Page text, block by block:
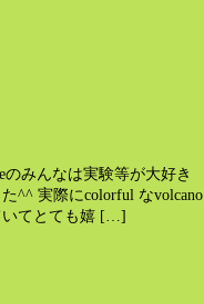
のみんなは実験等が大好き
^^ 実際にcolorful なvolcano
いてとても嬉 […]